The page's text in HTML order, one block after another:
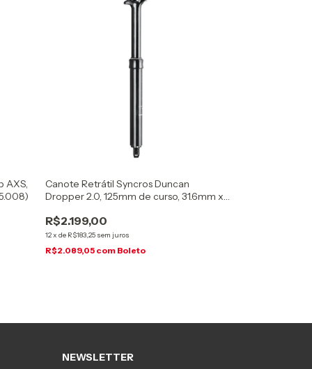
AXS,
Canote Retrátil Syncros Duncan
Dropper 2.0, 125mm de curso, 31.6mm x
(2634430001141)
R$2.199,00
12x de R$183,25 sem juros
R$2.089,05 com Boleto
NEWSLETTER